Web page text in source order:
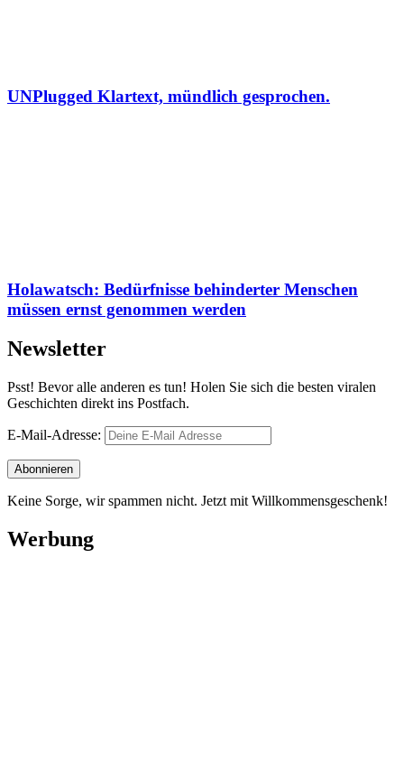
UNPlugged Klartext, mündlich gesprochen.
Holawatsch: Bedürfnisse behinderter Menschen
müssen ernst genommen werden
Newsletter
Psst! Bevor alle anderen es tun! Holen Sie sich die besten viralen
Geschichten direkt ins Postfach.
E-Mail-Adresse:
Keine Sorge, wir spammen nicht. Jetzt mit Willkommensgeschenk!
Werbung